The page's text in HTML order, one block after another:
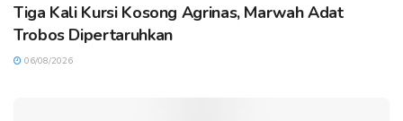
Tiga Kali Kursi Kosong Agrinas, Marwah Adat
Trobos Dipertaruhkan
06/08/2026